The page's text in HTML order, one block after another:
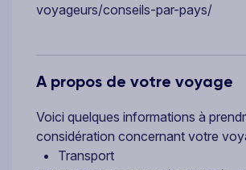
voyageurs/conseils-par-pays/
A propos de votre voyage
Voici quelques informations à
considération concernant votre
Transport